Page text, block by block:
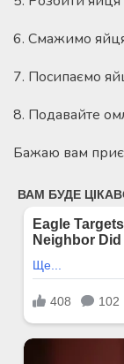
6. Смажимо
7. Посипаємо
8. Подавайте
Бажаю вам